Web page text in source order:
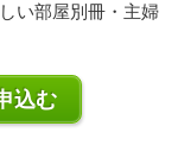
い部屋別冊・主婦
込む